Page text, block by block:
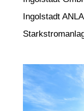
Ingolstadt